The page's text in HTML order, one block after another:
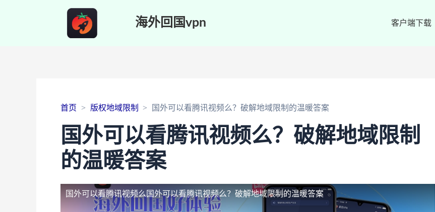
海外回国vpn 客户端下载
首页 版权地域限制 国外可以看腾讯视频么？破解地域限制的温暖答案
国外可以看腾讯视频么？破解地域限制
的温暖答案
国外可以看腾讯视频么国外可以看腾讯视频么？破解地域限制的温暖答案